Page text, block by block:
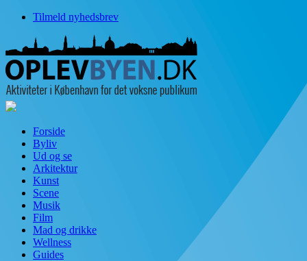
Tilmeld nyhedsbrev
Forside
Byliv
Ud og se
Arkitektur
Kunst
Scene
Musik
Film
Mad og drikke
Wellness
Guides